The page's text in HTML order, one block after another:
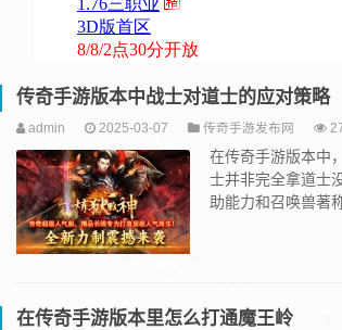
传奇手游版本中战士对道士的应对策略
admin 2025-03-07 传奇手游发布网
在传奇手游版本中
士并非完全拿道士
助能力和召唤兽著
在传奇手游版本里怎么打通魔王岭